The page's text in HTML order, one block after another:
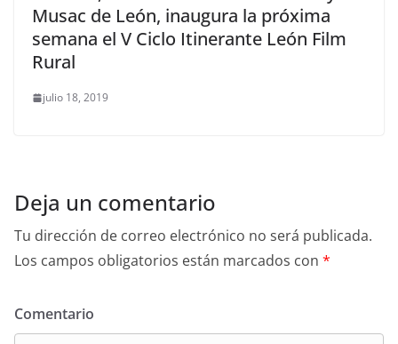
Musac de León, inaugura la próxima
semana el V Ciclo Itinerante León Film
Rural
julio 18, 2019
Deja un comentario
Tu dirección de correo electrónico no será publicada.
Los campos obligatorios están marcados con *
Comentario